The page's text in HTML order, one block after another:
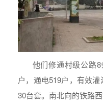
他们修通村级公路8
户，通电519户，有效
30台套。南北向的铁路